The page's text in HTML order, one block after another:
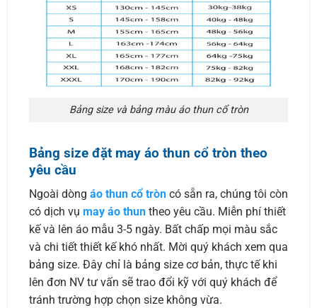
Bảng size và bảng màu áo thun cổ tròn
Bảng size đặt may áo thun cổ tròn theo
yêu cầu
Ngoài dòng áo thun cổ tròn có sẵn ra, chúng tôi còn
có dịch vụ may áo thun theo yêu cầu. Miễn phí thiết
kế và lên áo mẫu 3-5 ngày. Bất chấp mọi màu sắc
và chi tiết thiết kế khó nhất. Mời quý khách xem qua
bảng size. Đây chỉ là bảng size cơ bản, thực tế khi
lên đơn NV tư vấn sẽ trao đổi kỹ với quý khách để
tránh trường hợp chọn size không vừa.